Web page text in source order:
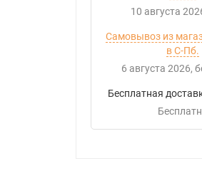
10 августа
Самовывоз из
в С-Пб.
6 августа 2026
Бесплатная